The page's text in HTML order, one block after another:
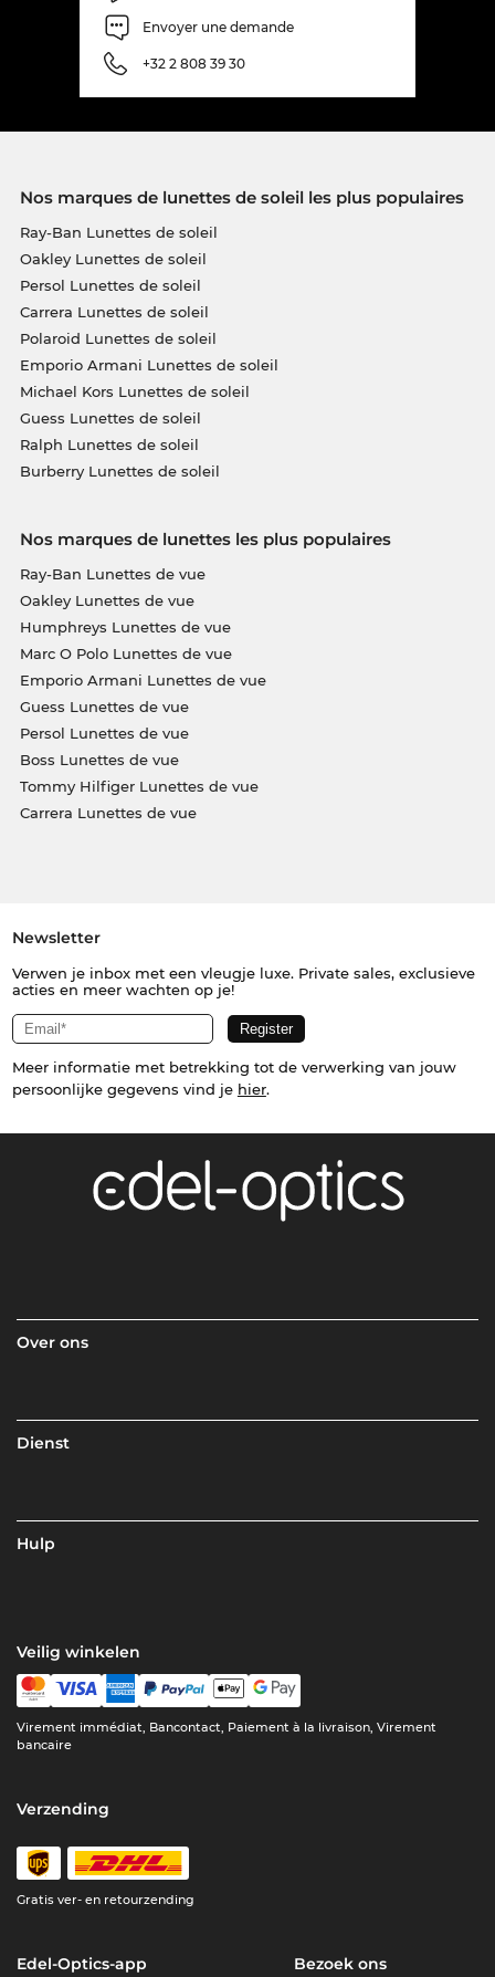
Envoyer une demande
+32 2 808 39 30
Nos marques de lunettes de soleil les plus populaires
Ray-Ban Lunettes de soleil
Oakley Lunettes de soleil
Persol Lunettes de soleil
Carrera Lunettes de soleil
Polaroid Lunettes de soleil
Emporio Armani Lunettes de soleil
Michael Kors Lunettes de soleil
Guess Lunettes de soleil
Ralph Lunettes de soleil
Burberry Lunettes de soleil
Nos marques de lunettes les plus populaires
Ray-Ban Lunettes de vue
Oakley Lunettes de vue
Humphreys Lunettes de vue
Marc O Polo Lunettes de vue
Emporio Armani Lunettes de vue
Guess Lunettes de vue
Persol Lunettes de vue
Boss Lunettes de vue
Tommy Hilfiger Lunettes de vue
Carrera Lunettes de vue
Newsletter
Verwen je inbox met een vleugje luxe. Private sales, exclusieve
acties en meer wachten op je!
Meer informatie met betrekking tot de verwerking van jouw
persoonlijke gegevens vind je hier.
Over ons
Dienst
Hulp
Veilig winkelen
Virement immédiat, Bancontact, Paiement à la livraison, Virement
bancaire
Verzending
Gratis ver- en retourzending
Edel-Optics-app Bezoek ons